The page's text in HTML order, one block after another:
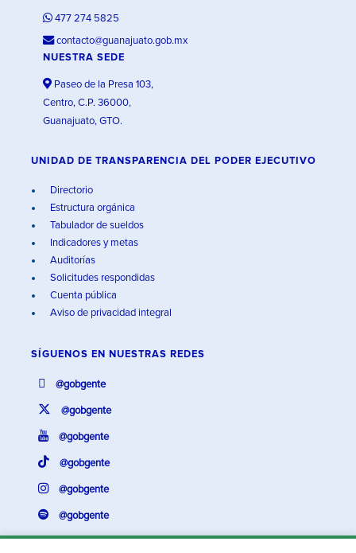
477 274 5825
contacto@guanajuato.gob.mx
NUESTRA SEDE
Paseo de la Presa 103,
Centro, C.P. 36000,
Guanajuato, GTO.
UNIDAD DE TRANSPARENCIA DEL PODER EJECUTIVO
Directorio
Estructura orgánica
Tabulador de sueldos
Indicadores y metas
Auditorías
Solicitudes respondidas
Cuenta pública
Aviso de privacidad integral
SÍGUENOS EN NUESTRAS REDES
@gobgente
@gobgente
@gobgente
@gobgente
@gobgente
@gobgente